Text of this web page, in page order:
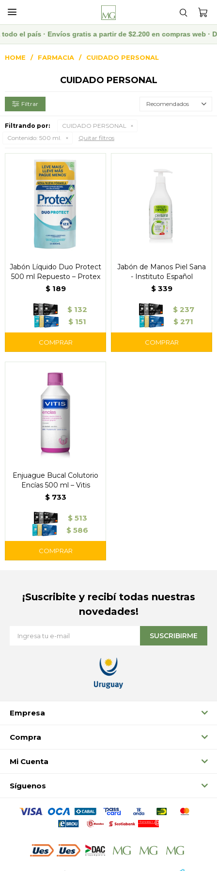

el país · Envíos gratis a partir de $2.200 en compras web ·
HOME FARMACIA CUIDADO PERSONAL
CUIDADO PERSONAL
Recomendados
Filtrando por:
CUIDADO PERSONAL
Contenido: 500 ml. Quitar filtros
Jabón Líquido Duo Protect
500 ml Repuesto – Protex
$ 189
$ 132
$ 151
Jabón de Manos Piel Sana
- Instituto Español
$ 339
$ 237
$ 271
Enjuague Bucal Colutorio
Encías 500 ml – Vitis
$ 733
$ 513
$ 586
Empresa
Compra
Mi Cuenta
Síguenos
¡Suscribite y recibí todas nuestras
novedades!
SUSCRIBIRME